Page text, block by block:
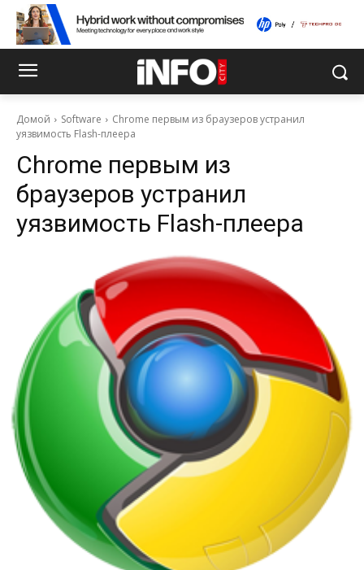
Домой Software
Chrome первым из браузеров устранил
уязвимость Flash-плеера
Chrome первым из
браузеров устранил
уязвимость Flash-плеера